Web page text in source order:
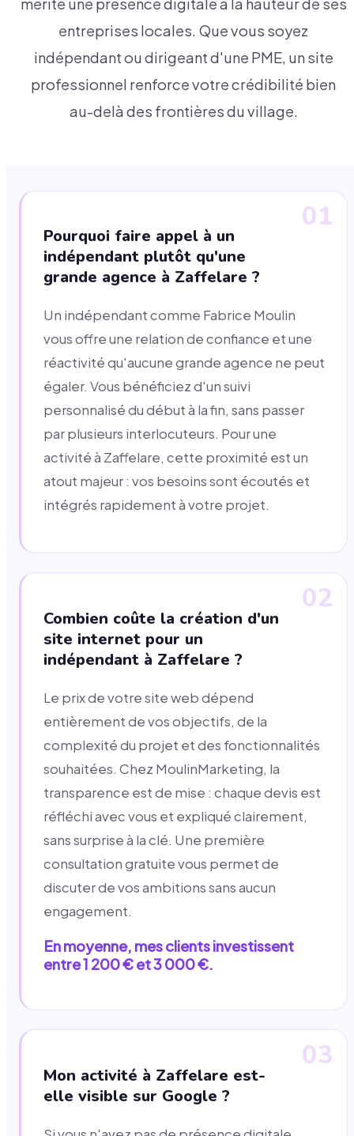
mérite une présence digitale à la hauteur de ses
entreprises locales. Que vous soyez
indépendant ou dirigeant d'une PME, un site
professionnel renforce votre crédibilité bien
au-delà des frontières du village.
01
Pourquoi faire appel à un
indépendant plutôt qu'une
grande agence à Zaffelare ?
Un indépendant comme Fabrice Moulin
vous offre une relation de confiance et une
réactivité qu'aucune grande agence ne peut
égaler. Vous bénéficiez d'un suivi
personnalisé du début à la fin, sans passer
par plusieurs interlocuteurs. Pour une
activité à Zaffelare, cette proximité est un
atout majeur : vos besoins sont écoutés et
intégrés rapidement à votre projet.
02
Combien coûte la création d'un
site internet pour un
indépendant à Zaffelare ?
Le prix de votre site web dépend
entièrement de vos objectifs, de la
complexité du projet et des fonctionnalités
souhaitées. Chez MoulinMarketing, la
transparence est de mise : chaque devis est
réfléchi avec vous et expliqué clairement,
sans surprise à la clé. Une première
consultation gratuite vous permet de
discuter de vos ambitions sans aucun
engagement.
En moyenne, mes clients investissent
entre 1 200 € et 3 000 €.
03
Mon activité à Zaffelare est-
elle visible sur Google ?